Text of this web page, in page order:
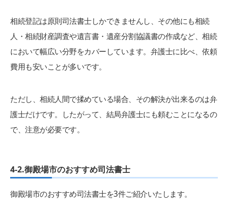
相続登記は原則司法書士しかできませんし、その他にも相続
人・相続財産調査や遺言書・遺産分割協議書の作成など、相続
において幅広い分野をカバーしています。弁護士に比べ、依頼
費用も安いことが多いです。
ただし、相続人間で揉めている場合、その解決が出来るのは弁
護士だけです。したがって、結局弁護士にも頼むことになるの
で、注意が必要です。
4-2.御殿場市のおすすめ司法書士
御殿場市のおすすめ司法書士を3件ご紹介いたします。